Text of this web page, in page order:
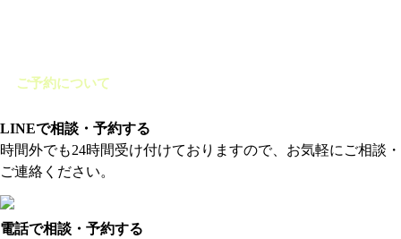
ご予約について
LINEで相談・予約する
時間外でも24時間受け付けておりますので、お気軽にご相談・
ご連絡ください。
電話で相談・予約する